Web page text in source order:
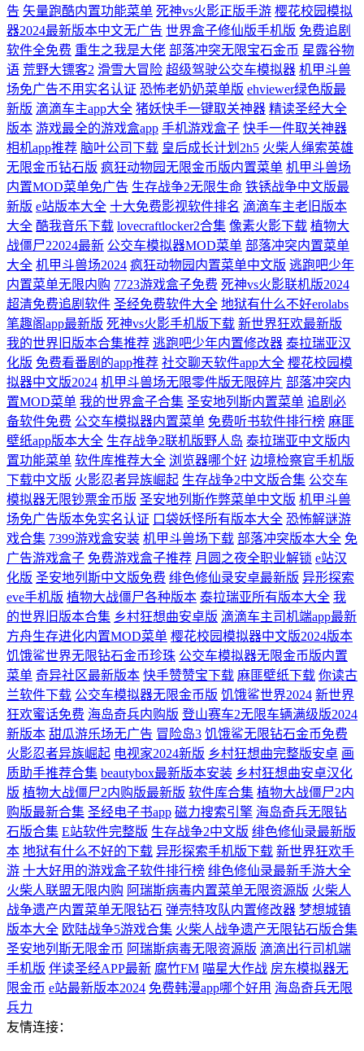
告 矢量跑酷内置功能菜单 死神vs火影正版手游 樱花校园模拟
器2024最新版本中文无广告 世界盒子修仙版手机版 免费追剧
软件全免费 重生之我是大佬 部落冲突无限宝石金币 星露谷物
语 荒野大镖客2 滑雪大冒险 超级驾驶公交车模拟器 机甲斗兽
场免广告不用实名认证 恐怖老奶奶菜单版 ehviewer绿色版最
新版 滴滴车主app大全 猪妖快手一键取关神器 精读圣经大全
版本 游戏最全的游戏盒app 手机游戏盒子 快手一件取关神器
相机app推荐 脑叶公司下载 皇后成长计划2h5 火柴人绳索英雄
无限金币钻石版 疯狂动物园无限金币版内置菜单 机甲斗兽场
内置MOD菜单免广告 生存战争2无限生命 铁锈战争中文版最
新版 e站版本大全 十大免费影视软件排名 滴滴车主老旧版本
大全 酷我音乐下载 lovecraftlocker2合集 像素火影下载 植物大
战僵尸22024最新 公交车模拟器MOD菜单 部落冲突内置菜单
大全 机甲斗兽场2024 疯狂动物园内置菜单中文版 逃跑吧少年
内置菜单无限内购 7723游戏盒子免费 死神vs火影联机版2024
超清免费追剧软件 圣经免费软件大全 地狱有什么不好erolabs
笔趣阁app最新版 死神vs火影手机版下载 新世界狂欢最新版
我的世界旧版本合集推荐 逃跑吧少年内置修改器 泰拉瑞亚汉
化版 免费看番剧的app推荐 社交聊天软件app大全 樱花校园模
拟器中文版2024 机甲斗兽场无限零件版无限碎片 部落冲突内
置MOD菜单 我的世界盒子合集 圣安地列斯内置菜单 追剧必
备软件免费 公交车模拟器内置菜单 免费听书软件排行榜 麻匪
壁纸app版本大全 生存战争2联机版野人岛 泰拉瑞亚中文版内
置功能菜单 软件库推荐大全 浏览器哪个好 边境检察官手机版
下载中文版 火影忍者异族崛起 生存战争2中文版合集 公交车
模拟器无限钞票金币版 圣安地列斯作弊菜单中文版 机甲斗兽
场免广告版本免实名认证 口袋妖怪所有版本大全 恐怖解谜游
戏合集 7399游戏盒安装 机甲斗兽场下载 部落冲突版本大全 免
广告游戏盒子 免费游戏盒子推荐 月圆之夜全职业解锁 e站汉
化版 圣安地列斯中文版免费 绯色修仙录安卓最新版 异形探索
eve手机版 植物大战僵尸各种版本 泰拉瑞亚所有版本大全 我
的世界旧版本合集 乡村狂想曲安卓版 滴滴车主司机端app最新
方舟生存进化内置MOD菜单 樱花校园模拟器中文版2024版本
饥饿鲨世界无限钻石金币珍珠 公交车模拟器无限金币版内置
菜单 奇异社区最新版本 快手赞赞宝下载 麻匪壁纸下载 你读古
兰软件下载 公交车模拟器无限金币版 饥饿鲨世界2024 新世界
狂欢蜜话免费 海岛奇兵内购版 登山赛车2无限车辆满级版2024
新版本 甜瓜游乐场无广告 冒险岛3 饥饿鲨无限钻石金币免费
火影忍者异族崛起 电视家2024新版 乡村狂想曲完整版安卓 画
质助手推荐合集 beautybox最新版本安装 乡村狂想曲安卓汉化
版 植物大战僵尸2内购版最新版 软件库合集 植物大战僵尸2内
购版最新合集 圣经电子书app 磁力搜索引擎 海岛奇兵无限钻
石版合集 E站软件完整版 生存战争2中文版 绯色修仙录最新版
本 地狱有什么不好的下载 异形探索手机版下载 新世界狂欢手
游 十大好用的游戏盒子软件排行榜 绯色修仙录最新手游大全
火柴人联盟无限内购 阿瑞斯病毒内置菜单无限资源版 火柴人
战争遗产内置菜单无限钻石 弹壳特攻队内置修改器 梦想城镇
版本大全 欧陆战争5游戏合集 火柴人战争遗产无限钻石版合集
圣安地列斯无限金币 阿瑞斯病毒无限资源版 滴滴出行司机端
手机版 伴读圣经APP最新 腐竹FM 喵星大作战 房东模拟器无
限金币 e站最新版本2024 免费韩漫app哪个好用 海岛奇兵无限
兵力
友情连接：